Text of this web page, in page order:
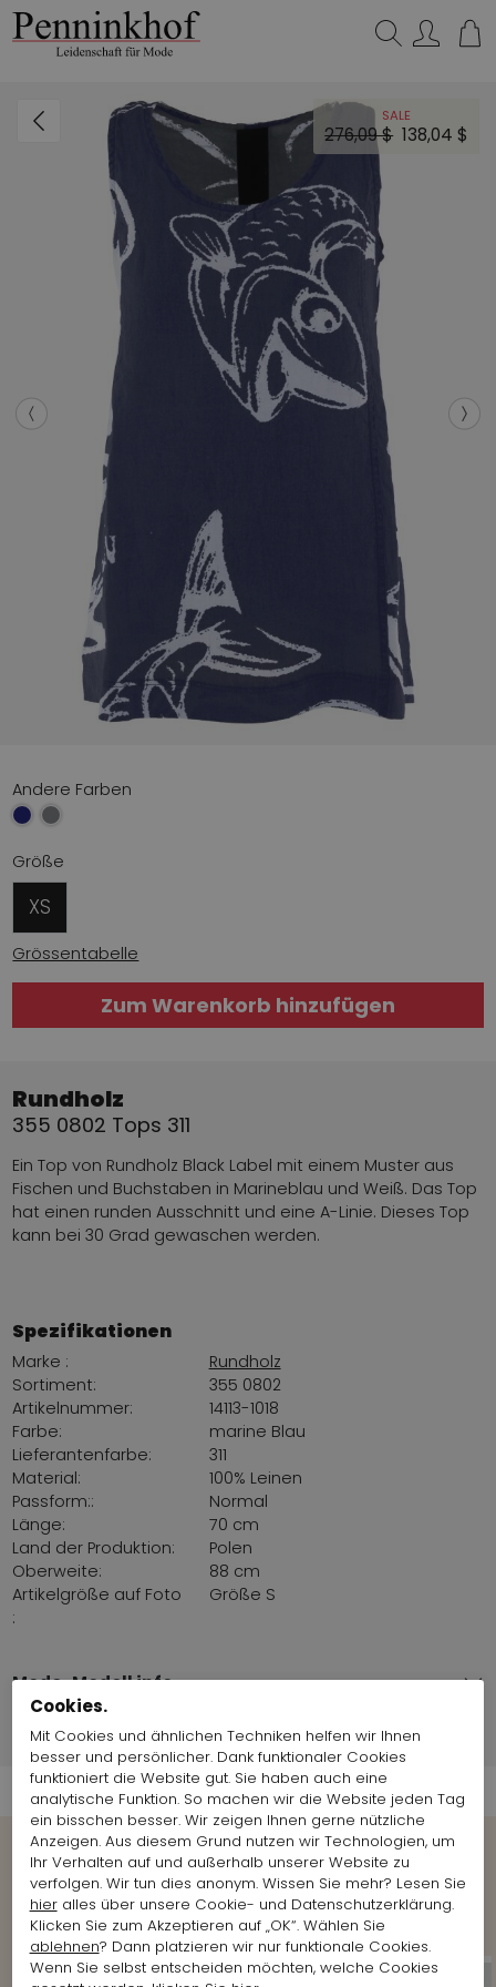
SALE
276,09 $ 138,04 $
Andere Farben
Größe
XS
Grössentabelle
Zum Warenkorb hinzufügen
Rundholz
355 0802 Tops 311
Ein Top von Rundholz Black Label mit einem Muster aus
Fischen und Buchstaben in Marineblau und Weiß. Das Top
hat einen runden Ausschnitt und eine A-Linie. Dieses Top
kann bei 30 Grad gewaschen werden.
Spezifikationen
Marke :
Rundholz
Sortiment:
355 0802
Artikelnummer:
14113-1018
Farbe:
marine Blau
Lieferantenfarbe:
311
Material:
100% Leinen
Passform::
Normal
Länge:
70 cm
Land der Produktion:
Polen
Oberweite:
88 cm
Artikelgröße auf Foto
:
Größe S
Mode-Modell info
Versandinformationen
Weitere Looks der Marke anzeigen
Rundholz
Cookies.
Mit Cookies und ähnlichen Techniken helfen wir Ihnen
besser und persönlicher. Dank funktionaler Cookies
funktioniert die Website gut. Sie haben auch eine
analytische Funktion. So machen wir die Website jeden Tag
ein bisschen besser. Wir zeigen Ihnen gerne nützliche
Anzeigen. Aus diesem Grund nutzen wir Technologien, um
Ihr Verhalten auf und außerhalb unserer Website zu
verfolgen. Wir tun dies anonym. Wissen Sie mehr? Lesen Sie
hieralles über unsere Cookie- und Datenschutzerklärung.
Klicken Sie zum Akzeptieren auf „OK“. Wählen Sie
ablehnen? Dann platzieren wir nur funktionale Cookies.
Wenn Sie selbst entscheiden möchten, welche Cookies